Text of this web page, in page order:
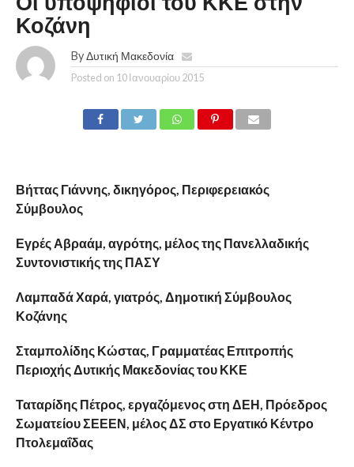
Κοζάνη
By Δυτική Μακεδονία
Posted on 10 Ιανουαρίου 2015
Βήττας Γιάννης, δικηγόρος, Περιφερειακός
Σύμβουλος
Εγρές Αβραάμ, αγρότης, μέλος της Πανελλαδικής
Συντονιστικής της ΠΑΣΥ
Λαμπαδά Χαρά, γιατρός, Δημοτική Σύμβουλος
Κοζάνης
Σταμπολίδης Κώστας, Γραμματέας Επιτροπής
Περιοχής Δυτικής Μακεδονίας του ΚΚΕ
Ταταρίδης Πέτρος, εργαζόμενος στη ΔΕΗ, Πρόεδρος
Σωματείου ΣΕΕΕΝ, μέλος ΔΣ στο Εργατικό Κέντρο
Πτολεμαΐδας